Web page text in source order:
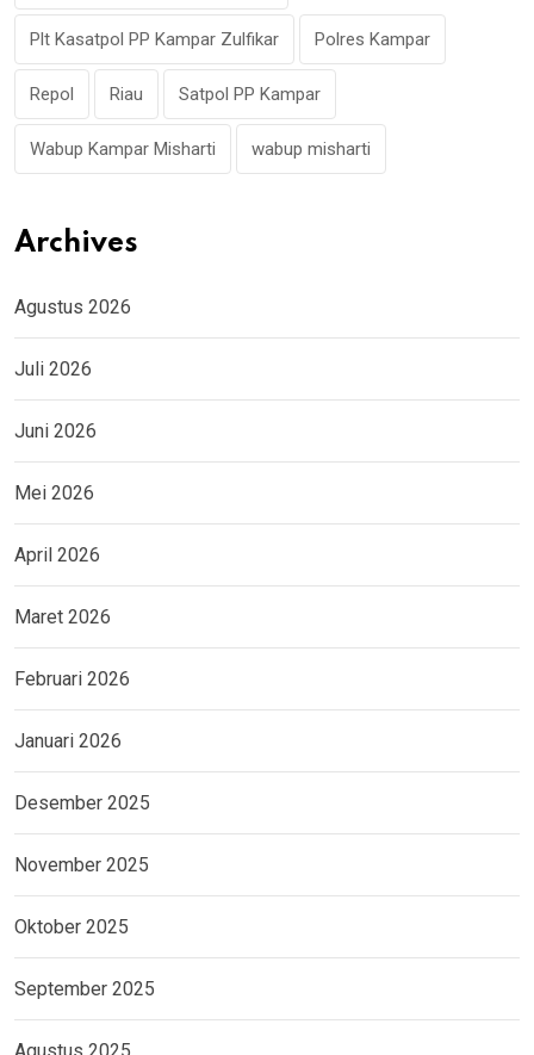
Plt Kasatpol PP Kampar Zulfikar Polres Kampar
Repol Riau Satpol PP Kampar
Wabup Kampar Misharti wabup misharti
Archives
Agustus 2026
Juli 2026
Juni 2026
Mei 2026
April 2026
Maret 2026
Februari 2026
Januari 2026
Desember 2025
November 2025
Oktober 2025
September 2025